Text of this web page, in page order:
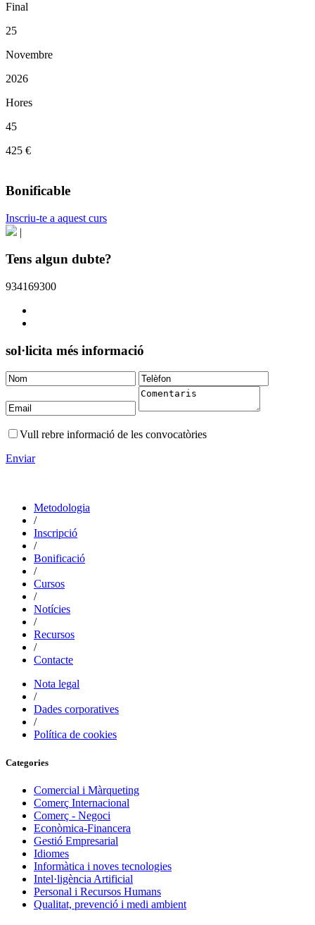
Final
25
Novembre
2026
Hores
45
425 €
Bonificable
Inscriu-te a aquest curs
|
Tens algun dubte?
934169300
sol·licita més informació
Vull rebre informació de les convocatòries
Enviar
Metodologia
/
Inscripció
/
Bonificació
/
Cursos
/
Notícies
/
Recursos
/
Contacte
Nota legal
/
Dades corporatives
/
Política de cookies
Categories
Comercial i Màrqueting
Comerç Internacional
Comerç - Negoci
Econòmica-Financera
Gestió Empresarial
Idiomes
Informàtica i noves tecnologies
Intel·ligència Artificial
Personal i Recursos Humans
Qualitat, prevenció i medi ambient